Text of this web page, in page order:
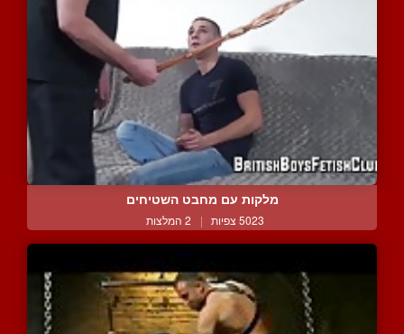
מלקות עם מחבט השטיחים
5023 צפיות | 2 המלצות